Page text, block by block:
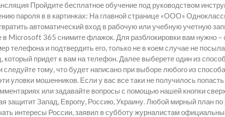
Пройдите бесплатное обучение под руководством
пароля в в картинках: На главной странице «ООО»
автоматический вход в рабочую или учебную учетную
Microsoft 365 снимите флажок. Для разблокировки вам нужно –
телефона и подтвердить его, только не в коем случае не
который придет к вам на телефон. Далее выберете один из
следуйте тому, что будет написано при выборе любого из
уловки мошенников. Если у вас все таки не получилось
или задавайте вопросы с помощью нашей кнопки
защитит Запад, Европу, Россию, Украину. Любой мирный план по
интересы России, заявил в субботу журналистам